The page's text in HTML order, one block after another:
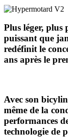
Plus léger, plus
puissant que
redéfinit le
ans après le
Avec son
même de la
performances
technologie de